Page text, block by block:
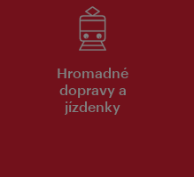
Hromadné
dopravy a
jízdenky